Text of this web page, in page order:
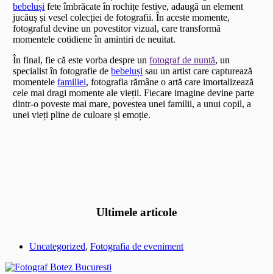
bebeluși fete îmbrăcate în rochițe festive, adaugă un element
jucăuș și vesel colecției de fotografii. În aceste momente,
fotograful devine un povestitor vizual, care transformă
momentele cotidiene în amintiri de neuitat.
În final, fie că este vorba despre unfotograf de nuntă, un
specialist în fotografie debebeluși sau un artist care capturează
momentelefamiliei, fotografia rămâne o artă care imortalizează
cele mai dragi momente ale vieții. Fiecare imagine devine parte
dintr-o poveste mai mare, povestea unei familii, a unui copil, a
unei vieți pline de culoare și emoție.
Ultimele articole
Uncategorized, Fotografia de eveniment